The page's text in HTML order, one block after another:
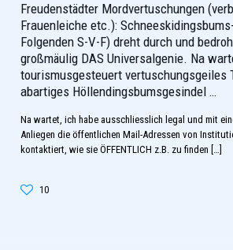
Freudenstädter Mordvertuschungen
Frauenleiche etc.):
Folgenden S-V-F) dreht durch und
großmäulig DAS Universalgenie. Na
tourismusgesteuert vertuschungsgeiles
abartiges Höllendingsbumsgesindel …
Na wartet, ich habe ausschliesslich legal und mit
Anliegen die öffentlichen Mail-Adressen von
kontaktiert, wie sie ÖFFENTLICH z.B. zu finden […]
10